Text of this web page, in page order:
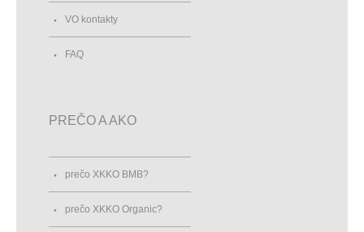
VO kontakty
FAQ
PREČO A AKO
prečo XKKO BMB?
prečo XKKO Organic?